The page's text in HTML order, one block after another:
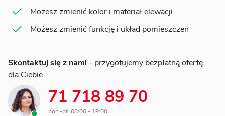
Możesz zmienić kolor i materiał elewacji
Możesz zmienić funkcję i układ pomieszczeń
Skontaktuj się z nami - przygotujemy bezpłatną ofertę
dla Ciebie
71 718 89 70
pon.-pt. 08:00 - 19:00